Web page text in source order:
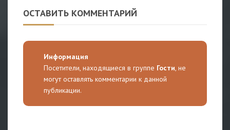
ОСТАВИТЬ КОММЕНТАРИЙ
Информация
Посетители, находящиеся в группе Гости, не
могут оставлять комментарии к данной
публикации.